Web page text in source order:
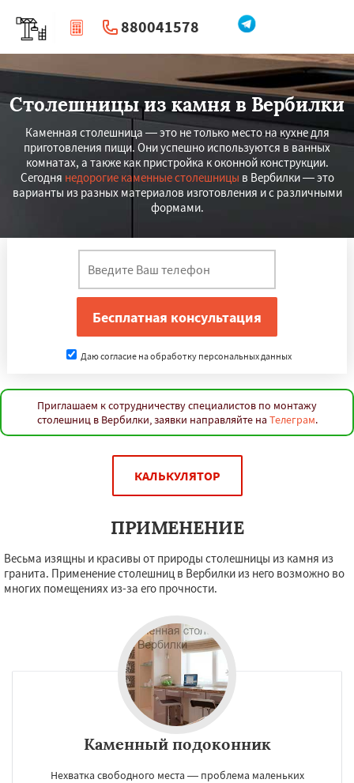
880041578
| Перезвоните мне
Столешницы из камня в Вербилки
Каменная столешница — это не только место на кухне для
приготовления пищи. Они успешно используются в ванных
комнатах, а также как пристройка к оконной конструкции.
Сегодня недорогие каменные столешницы в Вербилки — это
варианты из разных материалов изготовления и с различными
формами.
Даю согласие на обработку персональных данных
Приглашаем к сотрудничеству специалистов по монтажу
столешниц в Вербилки, заявки направляйте на Телеграм.
КАЛЬКУЛЯТОР
ПРИМЕНЕНИЕ
Весьма изящны и красивы от природы столешницы из камня из
гранита. Применение столешниц в Вербилки из него возможно во
многих помещениях из-за его прочности.
Каменный подоконник
Нехватка свободного места — проблема маленьких